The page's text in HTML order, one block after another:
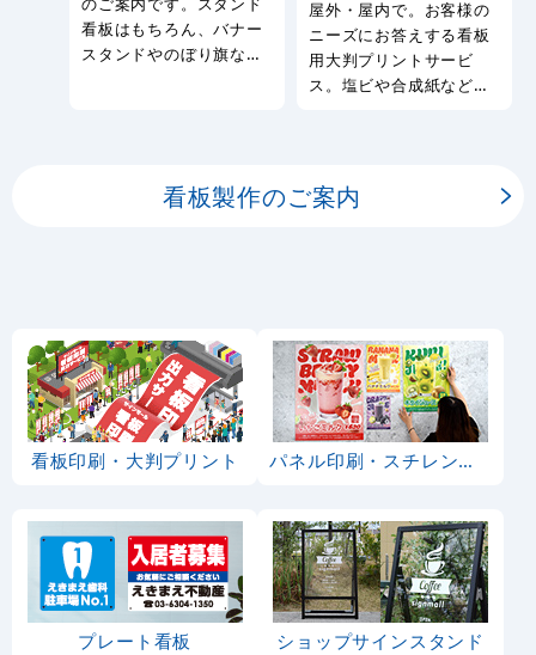
看板はもちろん、バナー
スタンドやのぼり旗など
屋外・屋内で。お客様の
ニーズにお答えする看板
用大判プリントサービ
ス。塩ビや合成紙など看
看板製作のご案内
看板印刷・大判プリント パネル印刷・スチレンボード
プレート看板 ショップサインスタンド